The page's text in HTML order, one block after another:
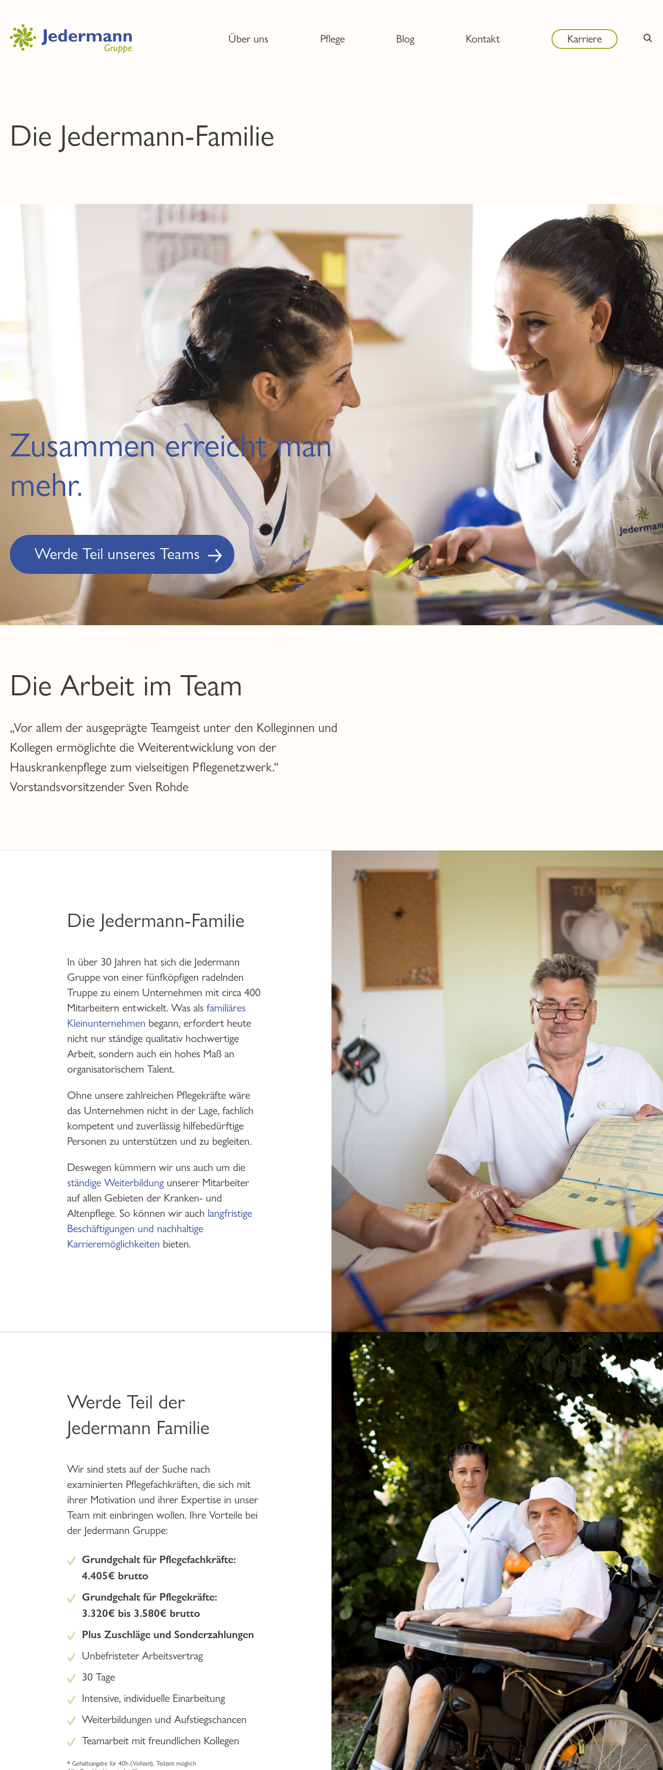
Über uns Pflege Blog Kontakt Karriere
Die Jedermann-Familie
Zusammen erreicht man
mehr.
Werde Teil unseres Teams
Die Arbeit im Team
„Vor allem der ausgeprägte Teamgeist unter den Kolleginnen und
Kollegen ermöglichte die Weiterentwicklung von der
Hauskrankenpflege zum vielseitigen Pflegenetzwerk.“
Vorstandsvorsitzender Sven Rohde
Die Jedermann-Familie
In über 30 Jahren hat sich die Jedermann
Gruppe von einer fünfköpfigen radelnden
Truppe zu einem Unternehmen mit circa 400
Mitarbeitern entwickelt. Was als familiäres
Kleinunternehmen begann, erfordert heute
nicht nur ständige qualitativ hochwertige
Arbeit, sondern auch ein hohes Maß an
organisatorischem Talent.
Ohne unsere zahlreichen Pflegekräfte wäre
das Unternehmen nicht in der Lage, fachlich
kompetent und zuverlässig hilfebedürftige
Personen zu unterstützen und zu begleiten.
Deswegen kümmern wir uns auch um die
ständige Weiterbildung unserer Mitarbeiter
auf allen Gebieten der Kranken- und
Altenpflege. So können wir auch langfristige
Beschäftigungen und nachhaltige
Karrieremöglichkeiten bieten.
Werde Teil der
Jedermann Familie
Wir sind stets auf der Suche nach
examinierten Pflegefachkräften, die sich mit
ihrer Motivation und ihrer Expertise in unser
Team mit einbringen wollen. Ihre Vorteile bei
der Jedermann Gruppe:
Grundgehalt für Pflegefachkräfte:
4.405€ brutto
Grundgehalt für Pflegekräfte:
3.320€ bis 3.580€ brutto
Plus Zuschläge und Sonderzahlungen
Unbefristeter Arbeitsvertrag
30 Tage
Intensive, individuelle Einarbeitung
Weiterbildungen und Aufstiegschancen
Teamarbeit mit freundlichen Kollegen
* Gehaltsangabe für 40h (Vollzeit), Teilzeit möglich